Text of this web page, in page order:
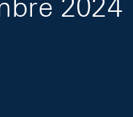
2024